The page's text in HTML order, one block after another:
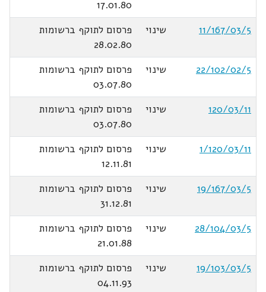
17.01.80
11/167/03/5
שינוי
פרסום לתוקף ברשומות
28.02.80
22/102/02/5
שינוי
פרסום לתוקף ברשומות
03.07.80
120/03/11
שינוי
פרסום לתוקף ברשומות
03.07.80
1/120/03/11
שינוי
פרסום לתוקף ברשומות
12.11.81
19/167/03/5
שינוי
פרסום לתוקף ברשומות
31.12.81
28/104/03/5
שינוי
פרסום לתוקף ברשומות
21.01.88
19/103/03/5
שינוי
פרסום לתוקף ברשומות
04.11.93